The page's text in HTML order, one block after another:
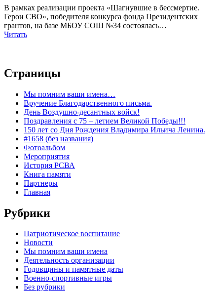
В рамках реализации проекта «Шагнувшие в бессмертие.
Герои СВО», победителя конкурса фонда Президентских
грантов, на базе МБОУ СОШ №34 состоялась…
Читать
Страницы
Мы помним ваши имена…
Вручение Благодарственного письма.
День Воздушно-десантных войск!
Поздравления с 75 – летием Великой Победы!!!
150 лет со Дня Рождения Владимира Ильича Ленина.
#1658 (без названия)
Фотоальбом
Мероприятия
История РСВА
Книга памяти
Партнеры
Главная
Рубрики
Патриотическое воспитание
Новости
Мы помним ваши имена
Деятельность организации
Годовщины и памятные даты
Военно-спортивные игры
Без рубрики